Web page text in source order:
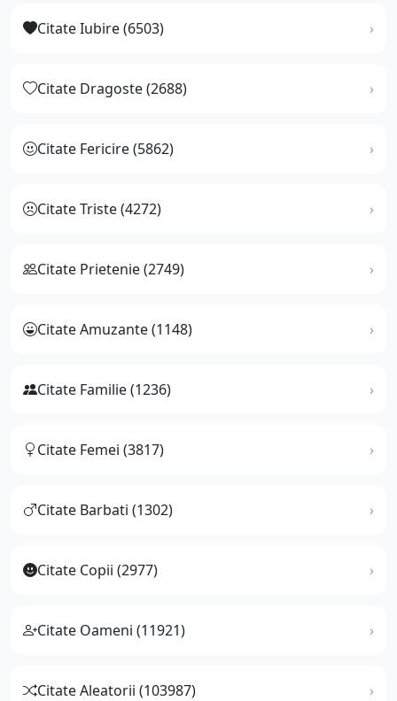
Citate Iubire (6503)
Citate Dragoste (2688)
Citate Fericire (5862)
Citate Triste (4272)
Citate Prietenie (2749)
Citate Amuzante (1148)
Citate Familie (1236)
Citate Femei (3817)
Citate Barbati (1302)
Citate Copii (2977)
Citate Oameni (11921)
Citate Aleatorii (103987)